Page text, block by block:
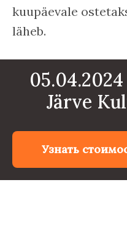
kuupäevale
läheb.
Järve
Узнать